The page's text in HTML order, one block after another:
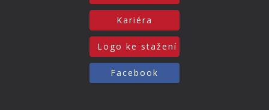
Kariéra
Logo ke stažení
Facebook